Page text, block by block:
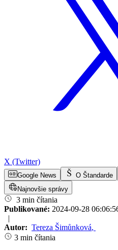
X (Twitter)
Google News O Štandarde
Najnovšie správy
3 min čítania
Publikované: 2024-09-28
|
Autor: Tereza Šimůnková,
3 min čítania